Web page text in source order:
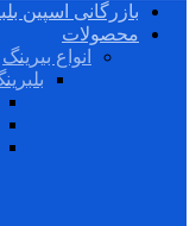
بازرگانی اسپین
محصولات
انواع بیرینگ